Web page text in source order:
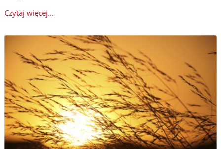
Czytaj więcej...